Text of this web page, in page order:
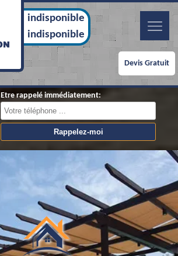
indisponible
indisponible
Devis Gratuit
Etre rappelé immédiatement: